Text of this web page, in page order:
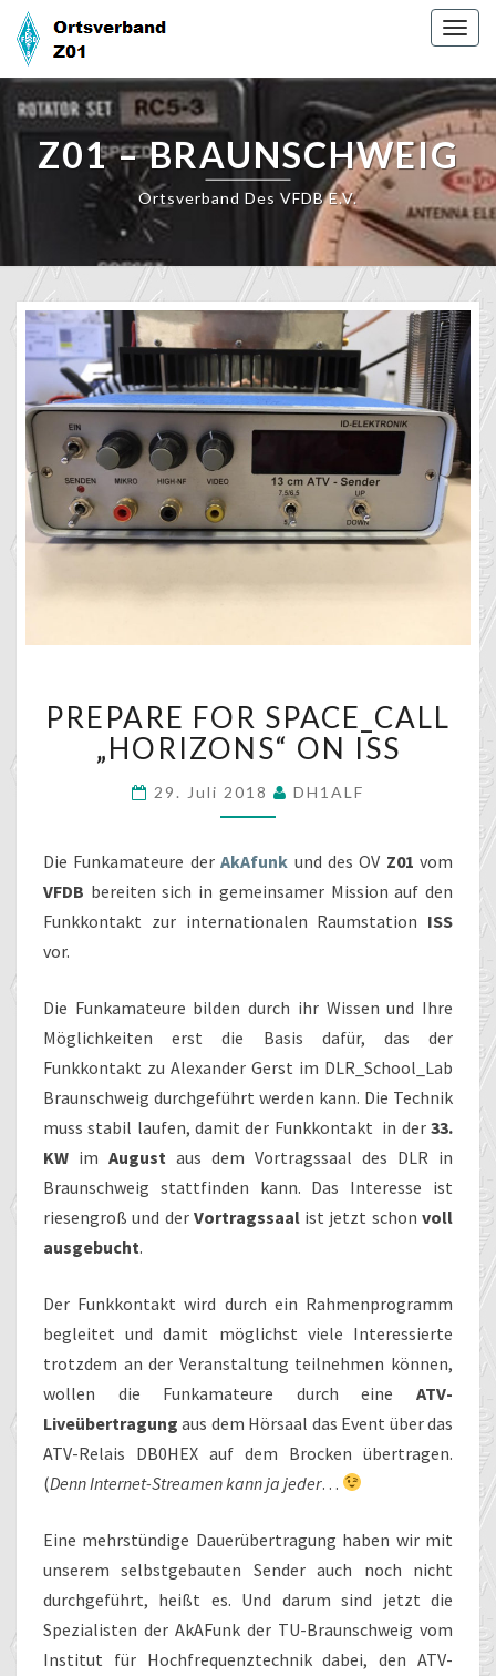
Skip
content
Z01 – BRAUNSCHWEIG
Ortsverband Des VFDB E.V.
FOR
SPACE_CALL
„HORIZONS“
ON
ISS
PREPARE FOR SPACE_CALL
„HORIZONS“ ON ISS
29. Juli 2018 DH1ALF
Die Funkamateure derAkAfunk und des OV Z01 vom
VFDB bereiten sich in gemeinsamer Mission auf den
Funkkontakt zur internationalen Raumstation ISS
vor.
Die Funkamateure bilden durch ihr Wissen und Ihre
Möglichkeiten erst die Basis dafür, das der
Funkkontakt zu Alexander Gerst im DLR_School_Lab
Braunschweig durchgeführt werden kann. Die Technik
muss stabil laufen, damit der Funkkontakt in der 33.
KW im August aus dem Vortragssaal des DLR in
Braunschweig stattfinden kann. Das Interesse ist
riesengroß und der Vortragssaalist jetzt schonvoll
ausgebucht.
Der Funkkontakt wird durch ein Rahmenprogramm
begleitet und damit möglichst viele Interessierte
trotzdem an der Veranstaltung teilnehmen können,
wollen die Funkamateure durch eine ATV-
Liveübertragung aus dem Hörsaal das Event über das
ATV-Relais DB0HEX auf dem Brocken übertragen.
(Denn Internet-Streamen kann ja jeder…
Eine mehrstündige Dauerübertragung haben wir mit
unserem selbstgebauten Sender auch noch nicht
durchgeführt, heißt es. Und darum sind jetzt die
Spezialisten der AkAFunk der TU-Braunschweig vom
Institut für Hochfrequenztechnik dabei, den ATV-